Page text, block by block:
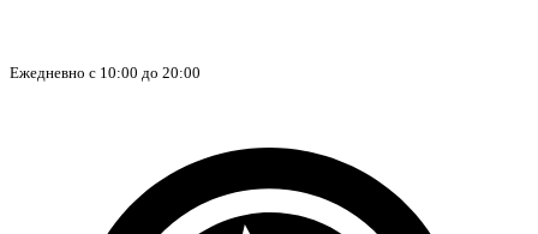
Ежедневно с 10:00 до 20:00